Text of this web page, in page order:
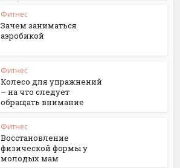
Фитнес
Зачем заниматься
аэробикой
Фитнес
Колесо для упражнений
– на что следует
обращать внимание
Фитнес
Восстановление
физической формы у
молодых мам